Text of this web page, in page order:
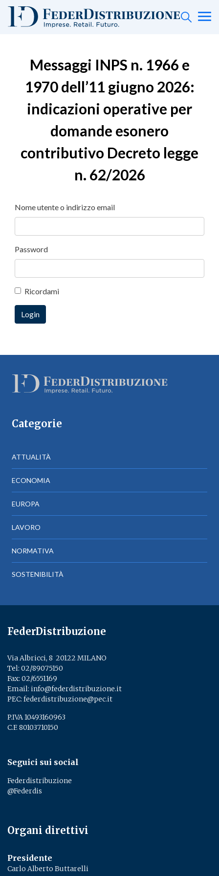
Messaggi INPS n. 1966 e
1970 dell’11 giugno 2026:
indicazioni operative per
domande esonero
contributivo Decreto legge
n. 62/2026
Nome utente o indirizzo email
Password
Ricordami
Categorie
ATTUALITÀ
ECONOMIA
EUROPA
LAVORO
NORMATIVA
SOSTENIBILITÀ
FederDistribuzione
Via Albricci, 8 ­ 20122 MILANO
Tel: 02/89075150
Fax: 02/6551169
Email: info@federdistribuzione.it
PEC: federdistribuzione@pec.it
P.IVA 10493160963
C.F. 80103710150
Seguici sui social
Federdistribuzione
@Federdis
Organi direttivi
Presidente
Carlo Alberto Buttarelli